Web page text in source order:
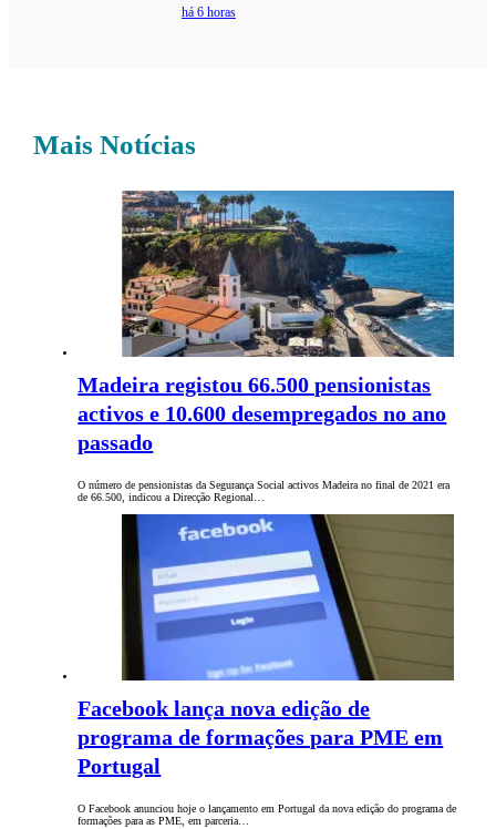
há 6 horas
Mais Notícias
Madeira registou 66.500 pensionistas
activos e 10.600 desempregados no ano
passado
O número de pensionistas da Segurança Social activos Madeira no final de 2021 era
de 66.500, indicou a Direcção Regional…
Facebook lança nova edição de
programa de formações para PME em
Portugal
O Facebook anunciou hoje o lançamento em Portugal da nova edição do programa de
formações para as PME, em parceria…